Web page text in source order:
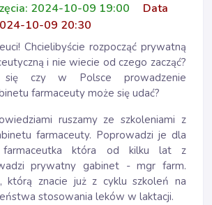
2024-10-09 19:00
Data
10-09 20:30
Chcielibyście rozpocząć prywatną
i nie wiecie od czego zacząć?
się czy w Polsce prowadzenie
farmaceuty może się udać?
ruszamy ze szkoleniami z
farmaceuty. Poprowadzi je dla
farmaceutka która od kilku lat z
prywatny gabinet - mgr farm.
którą znacie już z cyklu szkoleń na
stosowania leków w laktacji.